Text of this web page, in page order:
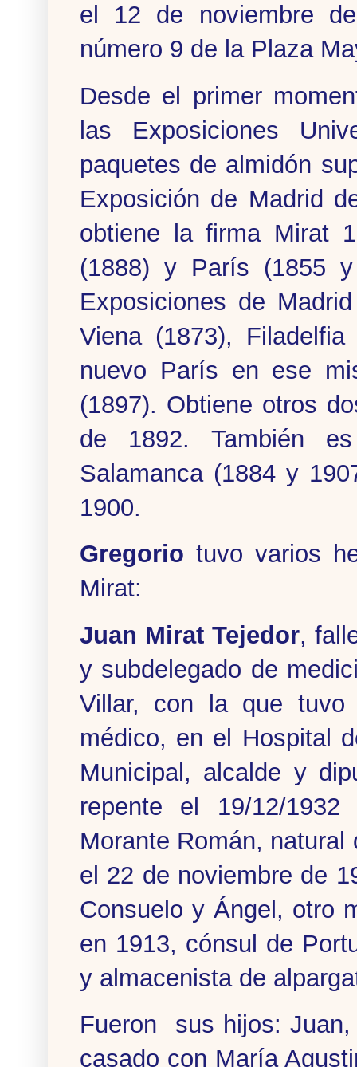
el 12 de noviembre
número 9 de la Plaza
Desde el primer
las Exposiciones
paquetes de almidón
Exposición de Madrid
obtiene la firma Mirat
(1888) y París (1855
Exposiciones de
Viena (1873),
nuevo París en ese
(1897). Obtiene otros
de 1892. También
Salamanca (1884 y
1900.
Gregorio tuvo varios
Mirat:
Juan Mirat Tejedor,
y subdelegado de
Villar, con la que tuvo
médico, en el Hospital
Municipal, alcalde y
repente el 19/12/
Morante Román,
el 22 de noviembre de
Consuelo y Ángel, otro
en 1913, cónsul de
y almacenista de
Fueron sus hijos: Juan,
casado con María